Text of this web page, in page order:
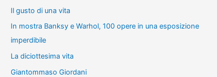
Il gusto di una vita
In mostra Banksy e Warhol, 100 opere in una esposizione
imperdibile
La diciottesima vita
Giantommaso Giordani